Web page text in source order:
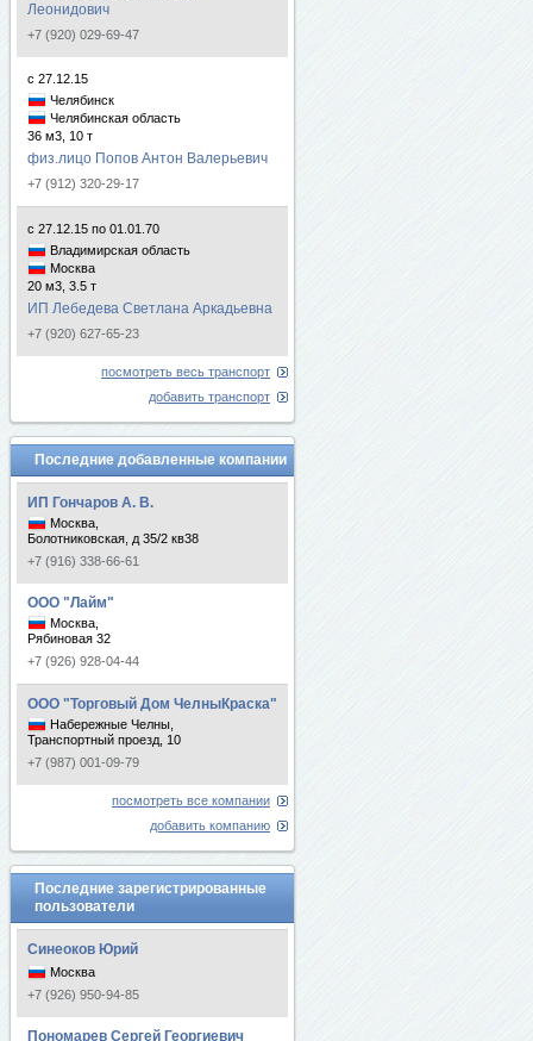
Леонидович
+7 (920) 029-69-47
с 27.12.15
Челябинск
Челябинская область
36 м3, 10 т
физ.лицо Попов Антон Валерьевич
+7 (912) 320-29-17
с 27.12.15 по 01.01.70
Владимирская область
Москва
20 м3, 3.5 т
ИП Лебедева Светлана Аркадьевна
+7 (920) 627-65-23
посмотреть весь транспорт
добавить транспорт
Последние добавленные компании
ИП Гончаров А. В.
Москва,
Болотниковская, д 35/2 кв38
+7 (916) 338-66-61
ООО "Лайм"
Москва,
Рябиновая 32
+7 (926) 928-04-44
ООО "Торговый Дом ЧелныКраска"
Набережные Челны,
Транспортный проезд, 10
+7 (987) 001-09-79
посмотреть все компании
добавить компанию
Последние зарегистрированные
пользователи
Синеоков Юрий
Москва
+7 (926) 950-94-85
Пономарев Сергей Георгиевич